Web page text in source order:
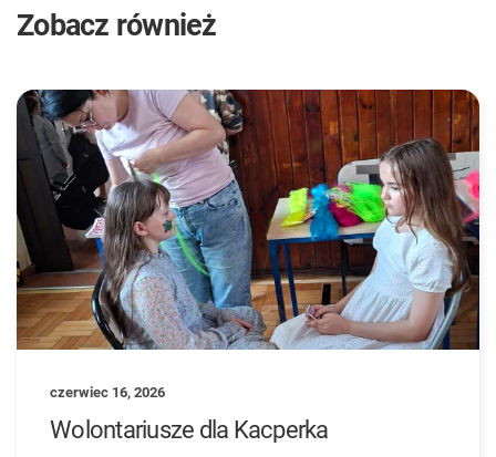
Zobacz również
czerwiec 16, 2026
Wolontariusze dla Kacperka